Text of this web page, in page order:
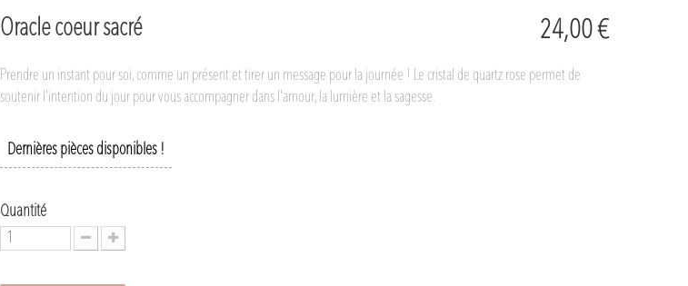
Oracle coeur sacré 24,00 €
Prendre un instant pour soi, comme un présent et tirer un message pour la journée ! Le cristal de quartz rose permet de
soutenir l'intention du jour pour vous accompagner dans l'amour, la lumière et la sagesse.
Dernières pièces disponibles !
Quantité